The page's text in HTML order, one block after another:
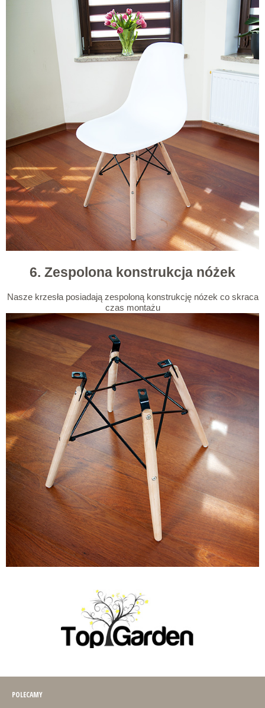
6. Zespolona konstrukcja nóżek
Nasze krzesła posiadają zespoloną konstrukcję nózek co skraca
czas montażu
POLECAMY